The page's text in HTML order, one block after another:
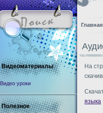
Главная
На
языка
Видеоматериалы
Видео уроки
Полезное